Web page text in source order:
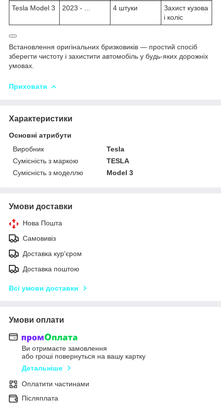
Tesla Model 3 2023 - ... 4 штуки
Захист кузова
і коліс
Встановлення оригінальних бризковиків — простий спосіб
зберегти чистоту і захистити автомобіль у будь-яких дорожніх
умовах.
Приховати
Характеристики
Основні атрибути
Виробник
Tesla
Сумісність з маркою
TESLA
Сумісність з моделлю
Model 3
Умови доставки
Нова Пошта
Самовивіз
Доставка кур'єром
Доставка поштою
Всі умови доставки
Умови оплати
Ви отримаєте замовлення
або гроші повернуться на вашу картку
Детальніше
Оплатити частинами
Післяплата